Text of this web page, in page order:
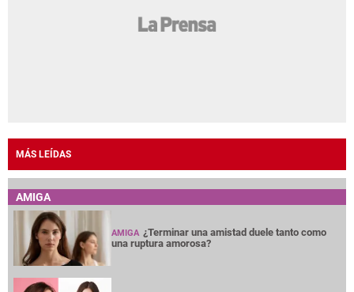
MÁS LEÍDAS
AMIGA
AMIGA ¿Terminar una amistad duele tanto como
una ruptura amorosa?